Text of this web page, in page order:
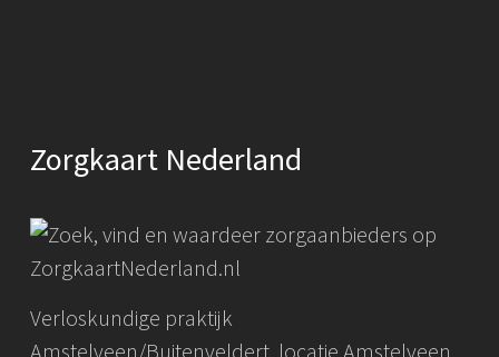
Zorgkaart Nederland
Verloskundige praktijk
Amstelveen/Buitenveldert, locatie Amstelveen